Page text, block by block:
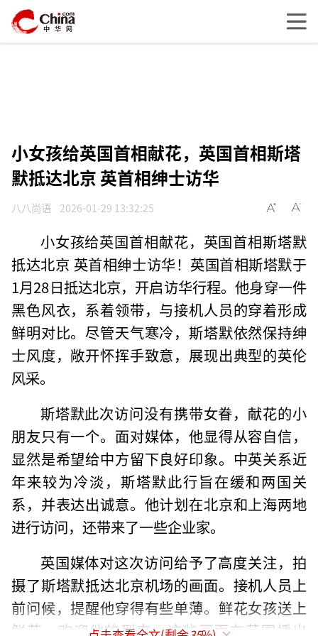
小女孩给英国首相献花，英国首相斯塔
默抵达北京 英首相绅士访华
八八尚语 2026-01-29 13:32:25
小女孩给英国首相献花，英国首相斯塔默
抵达北京 英首相绅士访华！英国首相斯塔默于
1月28日抵达北京，开启访华行程。他身穿一件
黑色风衣，系着领带，与接机人员的穿着形成
鲜明对比。尽管天气寒冷，斯塔默依然保持绅
士风度，敞开怀挥手致意，展现出典型的英伦
风采。
斯塔默此次访问没有携带女眷，献花的小
朋友只有一个。面对媒体，他显得从容自信，
显然是希望给中方留下良好印象。中英关系近
年来较为冷淡，斯塔默此行旨在缓和两国关
系，并表达出诚意。他计划在北京和上海两地
进行访问，还带来了一些企业家。
英国媒体对这次访问给予了高度关注，拍
摄了斯塔默抵达北京机场的画面。接机人员上
前问候，提醒他穿得有些单薄。鲜花女孩送上
鲜花，欢迎他的到来。这些画面在英国播出